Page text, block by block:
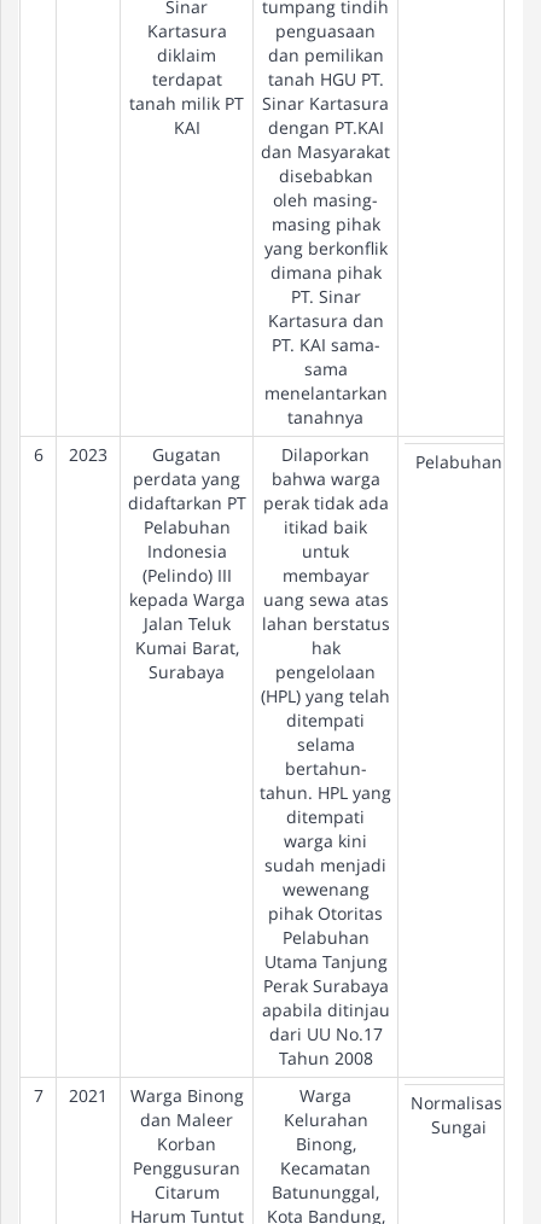
Sinar
Kartasura
diklaim
terdapat
tanah milik PT
KAI
tumpang tindih
penguasaan
dan pemilikan
tanah HGU PT.
Sinar Kartasura
dengan PT.KAI
dan Masyarakat
disebabkan
oleh masing-
masing pihak
yang berkonflik
dimana pihak
PT. Sinar
Kartasura dan
PT. KAI sama-
sama
menelantarkan
tanahnya
6 2023
Gugatan
perdata yang
didaftarkan PT
Pelabuhan
Indonesia
(Pelindo) III
kepada Warga
Jalan Teluk
Kumai Barat,
Surabaya
Dilaporkan
bahwa warga
perak tidak ada
itikad baik
untuk
membayar
uang sewa atas
lahan berstatus
hak
pengelolaan
(HPL) yang telah
ditempati
selama
bertahun-
tahun. HPL yang
ditempati
warga kini
sudah menjadi
wewenang
pihak Otoritas
Pelabuhan
Utama Tanjung
Perak Surabaya
apabila ditinjau
dari UU No.17
Tahun 2008
Pelabuhan
7 2021
Warga Binong
dan Maleer
Korban
Penggusuran
Citarum
Harum Tuntut
Warga
Kelurahan
Binong,
Kecamatan
Batununggal,
Kota Bandung,
Normalisasi
Sungai